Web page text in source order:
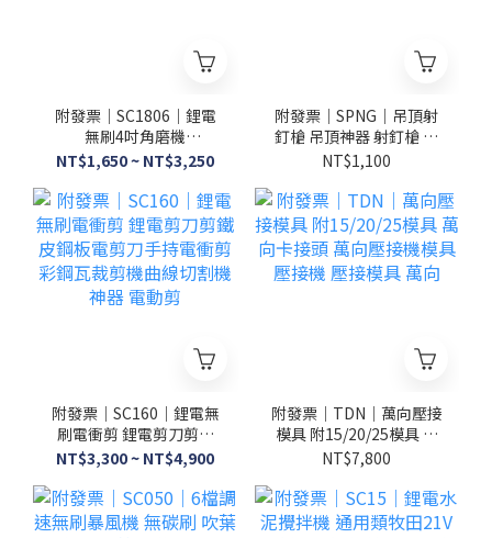
附發票｜SC1806｜鋰電
無刷4吋角磨機
12000r/min 無碳刷 鋰電
砂輪機 砂輪機 角磨機
NT$1,650 ~ NT$3,250
附發票｜SPNG｜吊頂射
釘槍 吊頂神器 射釘槍 炮
釘槍 水電 裝修 可調威力
大釘鋼釘槍
NT$1,100
附發票｜SC160｜鋰電無
刷電衝剪 鋰電剪刀剪鐵
皮鋼板電剪刀手持電衝剪
神器 電動剪
NT$3,300 ~ NT$4,900
附發票｜TDN｜萬向壓接
模具 附15/20/25模具 萬
向卡接頭 萬向壓接機模
NT$7,800